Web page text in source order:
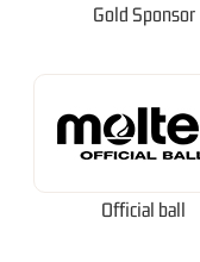
Gold Sponsor
Official ball